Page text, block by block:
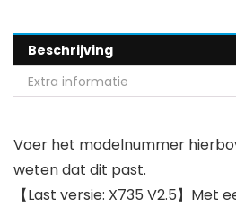
Beschrijving
Extra informatie
Voer het modelnummer
weten dat dit past.
【Last versie: X735 V2.5】Met